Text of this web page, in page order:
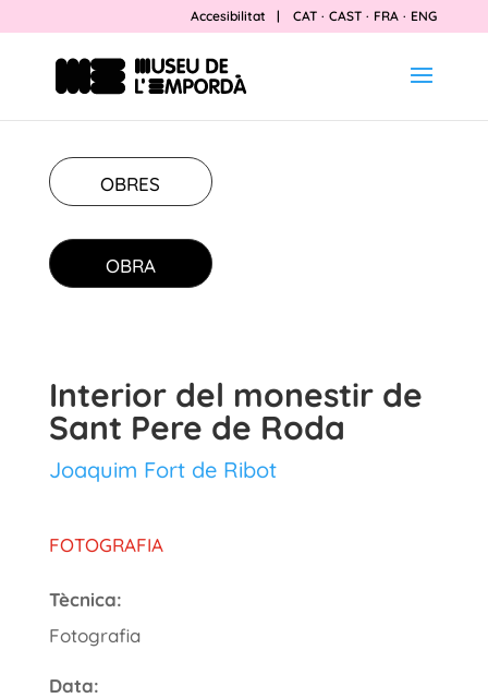
Accesibilitat | CAT · CAST · FRA · ENG
OBRES
OBRA
Interior del monestir de
Sant Pere de Roda
Joaquim Fort de Ribot
FOTOGRAFIA
Tècnica:
Fotografia
Data: